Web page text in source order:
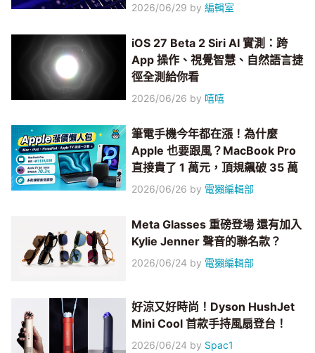
2026/06/29 by編輯室
iOS 27 Beta 2 Siri AI 實測：跨
App 操作、視覺智慧、自然語言捷
徑全測給你看
2026/06/26 by 嘻嘻
筆電手機今年都在漲！為什麼
Apple 也要跟風？MacBook Pro
直接貴了 1 萬元，頂規飆破 35 萬
2026/06/26 by 電獺編輯部
Meta Glasses 重磅登場 還有加入
Kylie Jenner 聲音的聯名款？
2026/06/24 by 電獺編輯部
好涼又好時尚！Dyson HushJet
Mini Cool 首款手持風扇登台！
2026/06/24 by Spac1